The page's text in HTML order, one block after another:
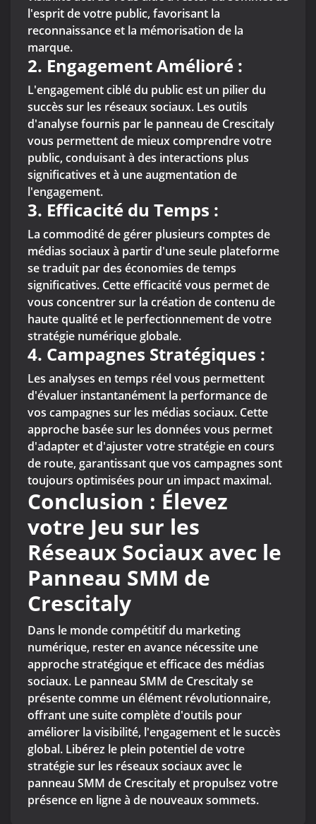
l'esprit de votre public, favorisant la
reconnaissance et la mémorisation de la
marque.
2. Engagement Amélioré :
L'engagement ciblé du public est un pilier du
succès sur les réseaux sociaux. Les outils
d'analyse fournis par le panneau de Crescitaly
vous permettent de mieux comprendre votre
public, conduisant à des interactions plus
significatives et à une augmentation de
l'engagement.
3. Efficacité du Temps :
La commodité de gérer plusieurs comptes de
médias sociaux à partir d'une seule plateforme
se traduit par des économies de temps
significatives. Cette efficacité vous permet de
vous concentrer sur la création de contenu de
haute qualité et le perfectionnement de votre
stratégie numérique globale.
4. Campagnes Stratégiques :
Les analyses en temps réel vous permettent
d'évaluer instantanément la performance de
vos campagnes sur les médias sociaux. Cette
approche basée sur les données vous permet
d'adapter et d'ajuster votre stratégie en cours
de route, garantissant que vos campagnes sont
toujours optimisées pour un impact maximal.
Conclusion : Élevez
votre Jeu sur les
Réseaux Sociaux avec le
Panneau SMM de
Crescitaly
Dans le monde compétitif du marketing
numérique, rester en avance nécessite une
approche stratégique et efficace des médias
sociaux. Le panneau SMM de Crescitaly se
présente comme un élément révolutionnaire,
offrant une suite complète d'outils pour
améliorer la visibilité, l'engagement et le succès
global. Libérez le plein potentiel de votre
stratégie sur les réseaux sociaux avec le
panneau SMM de Crescitaly et propulsez votre
présence en ligne à de nouveaux sommets.